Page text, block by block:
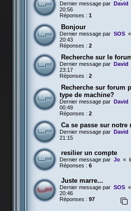
Dernier message par David
20:56
Réponses : 1
Bonjour
Dernier message par SOS «
20:43
Réponses : 2
Recherche sur le
Dernier message par David
23:17
Réponses : 2
Recherche sur forum
type de machine?
Dernier message par David
00:49
Réponses : 2
Ca se passe sur notre
Dernier message par David
21:15
resilier un compte
Dernier message par Jo «
Réponses : 6
Juste marre...
Dernier message par SOS «
20:46
Réponses : 97